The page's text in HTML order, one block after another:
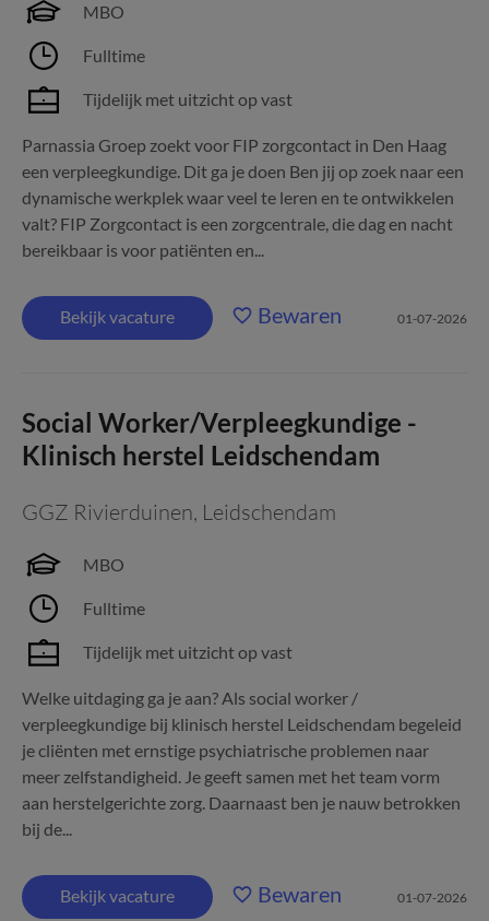
MBO
Fulltime
Tijdelijk met uitzicht op vast
Parnassia Groep zoekt voor FIP zorgcontact in Den Haag
een verpleegkundige. Dit ga je doen Ben jij op zoek naar een
dynamische werkplek waar veel te leren en te ontwikkelen
valt? FIP Zorgcontact is een zorgcentrale, die dag en nacht
bereikbaar is voor patiënten en...
Bekijk vacature Bewaren 01-07-2026
Social Worker/Verpleegkundige -
Klinisch herstel Leidschendam
GGZ Rivierduinen, Leidschendam
MBO
Fulltime
Tijdelijk met uitzicht op vast
Welke uitdaging ga je aan? Als social worker /
verpleegkundige bij klinisch herstel Leidschendam begeleid
je cliënten met ernstige psychiatrische problemen naar
meer zelfstandigheid. Je geeft samen met het team vorm
aan herstelgerichte zorg. Daarnaast ben je nauw betrokken
bij de...
Bekijk vacature Bewaren 01-07-2026